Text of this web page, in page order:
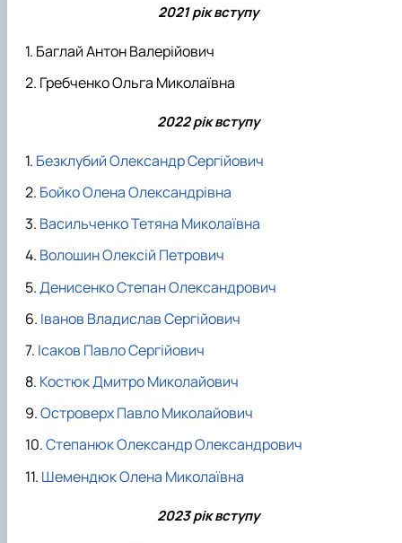
2021 рік вступу
Баглай Антон Валерійович
Гребченко Ольга Миколаївна
2022 рік вступу
Безклубий Олександр Сергійович
Бойко Олена Олександрівна
Васильченко Тетяна Миколаївна
Волошин Олексій Петрович
Денисенко Степан Олександрович
Іванов Владислав Сергійович
Ісаков Павло Сергійович
Костюк Дмитро Миколайович
Островерх Павло Миколайович
Степанюк Олександр Олександрович
Шемендюк Олена Миколаївна
2023 рік вступу